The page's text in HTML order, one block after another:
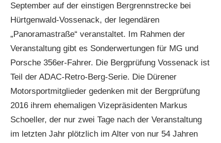
September auf der einstigen Bergrennstrecke bei
Hürtgenwald-Vossenack, der legendären
„Panoramastraße“ veranstaltet. Im Rahmen der
Veranstaltung gibt es Sonderwertungen für MG und
Porsche 356er-Fahrer. Die Bergprüfung Vossenack ist
Teil der ADAC-Retro-Berg-Serie. Die Dürener
Motorsportmitglieder gedenken mit der Bergprüfung
2016 ihrem ehemaligen Vizepräsidenten Markus
Schoeller, der nur zwei Tage nach der Veranstaltung
im letzten Jahr plötzlich im Alter von nur 54 Jahren